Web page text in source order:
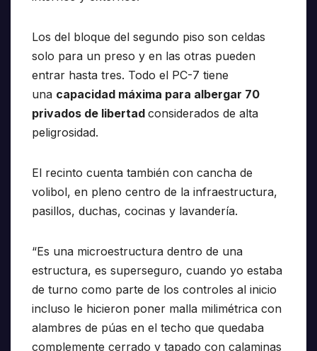
Los del bloque del segundo piso son celdas
solo para un preso y en las otras pueden
entrar hasta tres. Todo el PC-7 tiene
una capacidad máxima para albergar 70
privados de libertad considerados de alta
peligrosidad.
El recinto cuenta también con cancha de
volibol, en pleno centro de la infraestructura,
pasillos, duchas, cocinas y lavandería.
“Es una microestructura dentro de una
estructura, es superseguro, cuando yo estaba
de turno como parte de los controles al inicio
incluso le hicieron poner malla milimétrica con
alambres de púas en el techo que quedaba
complemente cerrado y tapado con calaminas